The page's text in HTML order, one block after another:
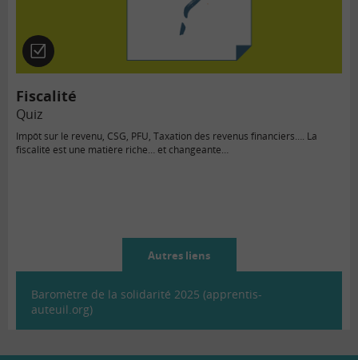
Quiz
Fiscalité
Quiz
Impôt sur le revenu, CSG, PFU, Taxation des revenus financiers…. La
fiscalité est une matière riche… et changeante…
Autres liens
Baromètre de la solidarité 2025 (apprentis-
auteuil.org)